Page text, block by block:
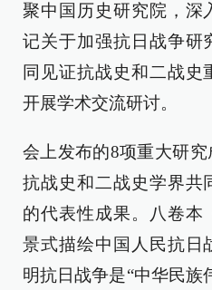
聚中国历史研究院，深
记关于加强抗日战争研
同见证抗战史和二战史
开展学术交流研讨。
会上发布的8项重大研
抗战史和二战史学界共
的代表性成果。八卷本
景式描绘中国人民抗日
明抗日战争是“中华民族